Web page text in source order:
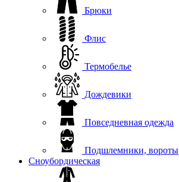
Брюки
Флис
Термобелье
Дождевики
Повседневная одежда
Подшлемники, вороты
Сноубордическая